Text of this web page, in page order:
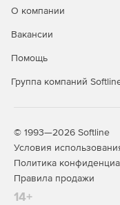
Ключевые
Pilot-Storage
Подключается
системы.
Совместная
О компании
Вакансии
Помощь
Группа компаний
© 1993—2026 Softline
Условия
Политика
Правила продажи
14+